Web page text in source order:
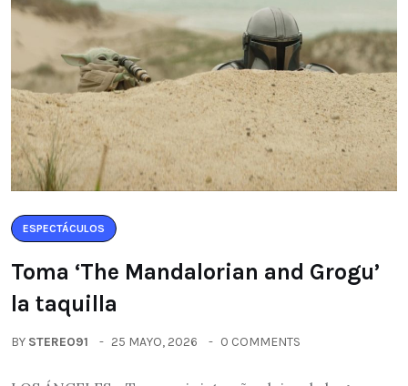
ESPECTÁCULOS
Toma ‘The Mandalorian and Grogu’
la taquilla
BY STEREO91 25 MAYO, 2026 0 COMMENTS